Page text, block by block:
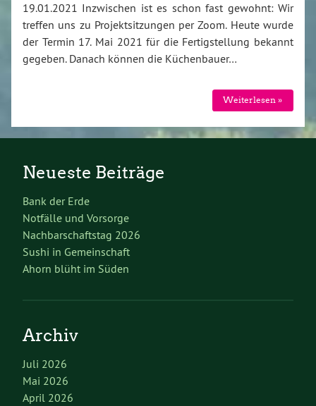
19.01.2021 Inzwischen ist es schon fast gewohnt: Wir
treffen uns zu Projektsitzungen per Zoom. Heute wurde
der Termin 17. Mai 2021 für die Fertigstellung bekannt
gegeben. Danach können die Küchenbauer…
Weiterlesen »
Neueste Beiträge
Bank der Erde
Notfälle und Vorsorge
Nachbarschaftstag 2026
Sushi in Gemeinschaft
Ahorn blüht im Süden
Archiv
Juli 2026
Mai 2026
April 2026